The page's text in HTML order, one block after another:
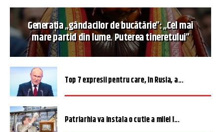
Generația „gândacilor de bucătărie”: „Cel mai
mare partid din lume. Puterea tineretului”
Top 7 expresii pentru care, în Rusia, a...
Patriarhia va instala o cutie a milei î...